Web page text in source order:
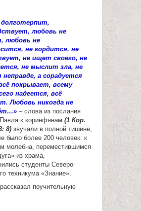
любовь не
любовь не
не гордится, не
не ищет своего, не
не мыслит зла, не
неправде, а сорадуется
покрывает, всему
надеется, всё
Любовь никогда не
– слова из послания
к коринфянам (1 Кор.
8)звучали в полной тишине,
было более 200 человек: к
молебна, переместившимся
из храма,
студенты Северо-
техникума «Знание».
поучительную